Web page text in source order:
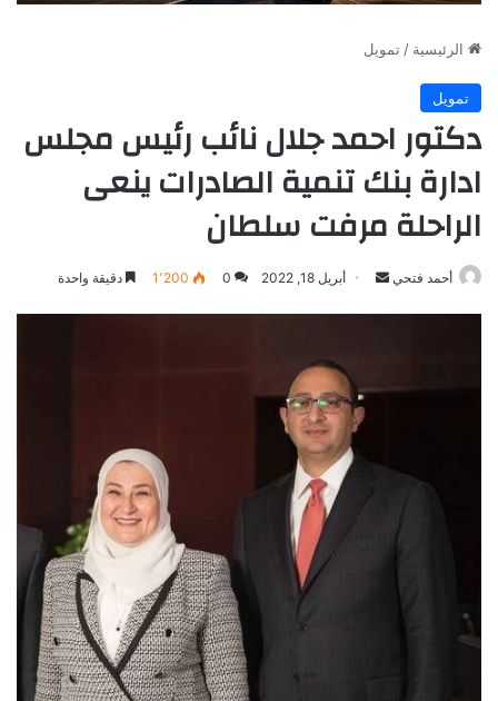
الرئيسية / تمويل
تمويل
دكتور احمد جلال نائب رئيس مجلس
ادارة بنك تنمية الصادرات ينعى
الراحلة مرفت سلطان
أحمد فتحي
أرسل أبريل 18, 2022 0 1٬200 دقيقة واحدة